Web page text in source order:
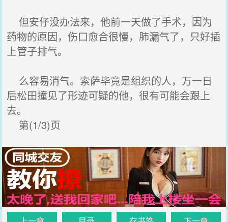
但安仔没办法来，他前一天做了手术，因为
药物的原因，伤口愈合很慢，肺漏气了，只好插
上管子排气。
么容易消气。索萨毕竟是组织的人，万一日
后松田撞见了形迹可疑的他，很有可能会跟上
去。
第(1/3)页